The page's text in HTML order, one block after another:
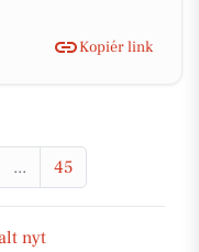
Kopiér link
... 45
nyt